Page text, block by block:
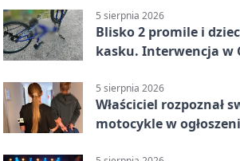
5 sierpnia 2026
Blisko 2 promile i
kasku. Interwencja w
5 sierpnia 2026
Właściciel rozpoznał
motocykle w